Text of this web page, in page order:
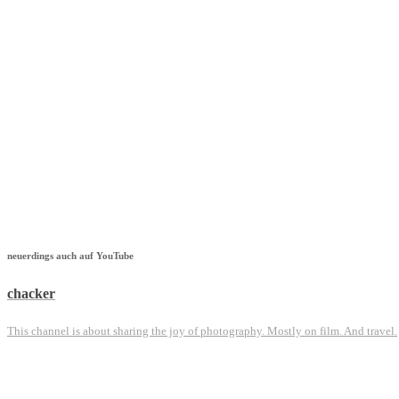
neuerdings auch auf YouTube
chacker
This channel is about sharing the joy of photography. Mostly on film. And travel.